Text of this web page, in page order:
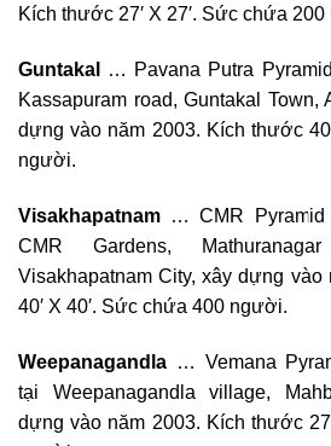
Kích thước 27′ X 27′. Sức chứa
Guntakal
… Pavana Putra
Kassapuram road, Guntakal Town,
dựng vào năm 2003. Kích thước
người.
Visakhapatnam … CMR Pyramid
CMR Gardens,
Visakhapatnam City, xây dựng
40′ X 40′. Sức chứa 400 người.
Weepanagandla … Vemana
tại Weepanagandla village,
dựng vào năm 2003. Kích thước